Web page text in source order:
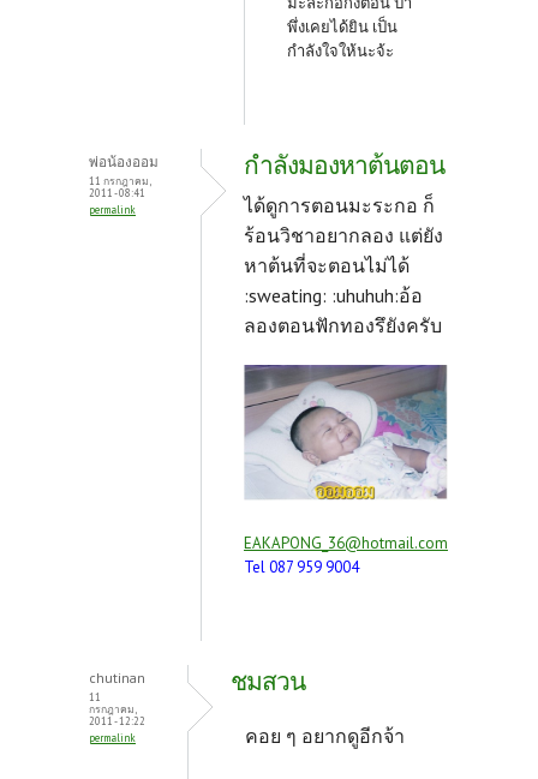
พึ่งเคยได้ยิน เป็น
กำลังใจให้นะจ้ะ
พ่อน้องออม
11 กรกฎาคม,
2011 - 08:41
permalink
กำลังมองหาต้นตอน
ได้ดูการตอนมะระกอ ก็
ร้อนวิชาอยากลอง แต่ยัง
หาต้นที่จะตอนไม่ได้
:sweating: :uhuhuh:อ้อ
ลองตอนฟักทองรึยังครับ
EAKAPONG_36@hotmail.com
Tel 087 959 9004
chutinan
11
กรกฎาคม,
2011 - 12:22
permalink
ชมสวน
คอย ๆ อยากดูอีกจ้า